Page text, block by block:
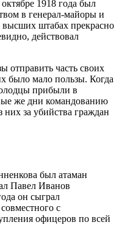
1918 года был
в генерал-майоры и
штабах прекрасно
действовал
отправить часть своих
было мало пользы. Когда
прибыли в
же дни командованию
них за убийства граждан
был атаман
Павел Иванов
он сыграл
с
офицеров по всей